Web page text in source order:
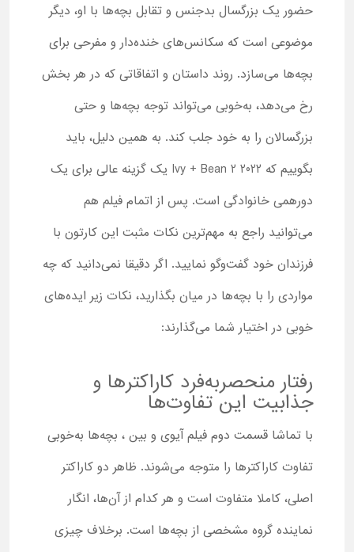
حضور یک بزرگسال بدجنس و تقابل بچه‌ها با او، دیگر
موضوعی است که سکانس‌های خنده‌دار و مفرحی برای
بچه‌ها می‌سازد. روند داستان و اتفاقاتی که در هر بخش
رخ می‌دهد، به‌خوبی می‌تواند توجه بچه‌ها و حتی
بزرگسالان را به خود جلب کند. به همین دلیل، باید
بگوییم که Ivy + Bean 2 2022 یک گزینه عالی برای یک
دورهمی خانوادگی است. پس از اتمام فیلم هم
می‌توانید راجع به مهم‌ترین نکات مثبت این کارتون با
فرزندان خود گفت‌وگو نمایید. اگر دقیقا نمی‌دانید که چه
مواردی را با بچه‌ها در میان بگذارید، نکات زیر ایده‌های
خوبی در اختیار شما می‌گذارند:
رفتار منحصربه‌فرد کاراکترها و
جذابیت این تفاوت‌ها
با تماشا قسمت دوم فیلم آیوی و بین ، بچه‌ها به‌خوبی
تفاوت کاراکترها را متوجه می‌شوند. ظاهر دو کاراکتر
اصلی، کاملا متفاوت است و هر کدام از آن‌ها، انگار
نماینده گروه مشخصی از بچه‌ها است. برخلاف چیزی